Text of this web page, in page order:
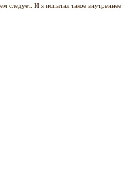
следует. И я испытал такое внутреннее